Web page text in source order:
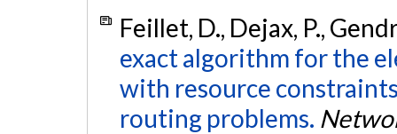
Feillet, D., Dejax, P.,
exact algorithm for the
with resource
routing problems.